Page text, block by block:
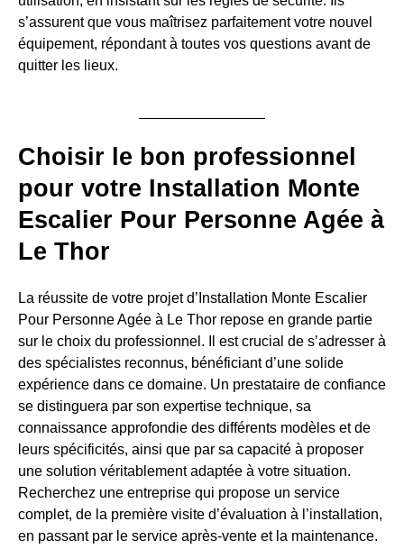
s’assurent que vous maîtrisez parfaitement votre nouvel
équipement, répondant à toutes vos questions avant de
quitter les lieux.
Choisir le bon professionnel
pour votre Installation Monte
Escalier Pour Personne Agée à
Le Thor
La réussite de votre projet d’Installation Monte Escalier
Pour Personne Agée à Le Thor repose en grande partie
sur le choix du professionnel. Il est crucial de s’adresser à
des spécialistes reconnus, bénéficiant d’une solide
expérience dans ce domaine. Un prestataire de confiance
se distinguera par son expertise technique, sa
connaissance approfondie des différents modèles et de
leurs spécificités, ainsi que par sa capacité à proposer
une solution véritablement adaptée à votre situation.
Recherchez une entreprise qui propose un service
complet, de la première visite d’évaluation à l’installation,
en passant par le service après-vente et la maintenance.